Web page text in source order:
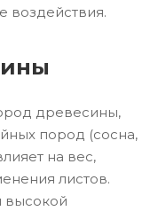
воздействия.
древесины,
пород (сосна,
на вес,
листов.
высокой